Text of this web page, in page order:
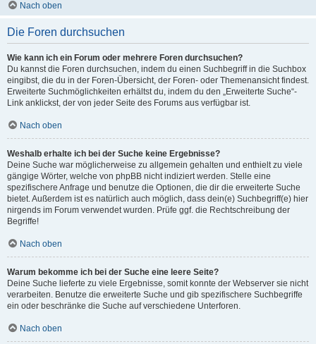
Nach oben
Die Foren durchsuchen
Wie kann ich ein Forum oder mehrere Foren durchsuchen?
Du kannst die Foren durchsuchen, indem du einen Suchbegriff in die Suchbox
eingibst, die du in der Foren-Übersicht, der Foren- oder Themenansicht findest.
Erweiterte Suchmöglichkeiten erhältst du, indem du den „Erweiterte Suche“-
Link anklickst, der von jeder Seite des Forums aus verfügbar ist.
Nach oben
Weshalb erhalte ich bei der Suche keine Ergebnisse?
Deine Suche war möglicherweise zu allgemein gehalten und enthielt zu viele
gängige Wörter, welche von phpBB nicht indiziert werden. Stelle eine
spezifischere Anfrage und benutze die Optionen, die dir die erweiterte Suche
bietet. Außerdem ist es natürlich auch möglich, dass dein(e) Suchbegriff(e) hier
nirgends im Forum verwendet wurden. Prüfe ggf. die Rechtschreibung der
Begriffe!
Nach oben
Warum bekomme ich bei der Suche eine leere Seite?
Deine Suche lieferte zu viele Ergebnisse, somit konnte der Webserver sie nicht
verarbeiten. Benutze die erweiterte Suche und gib spezifischere Suchbegriffe
ein oder beschränke die Suche auf verschiedene Unterforen.
Nach oben